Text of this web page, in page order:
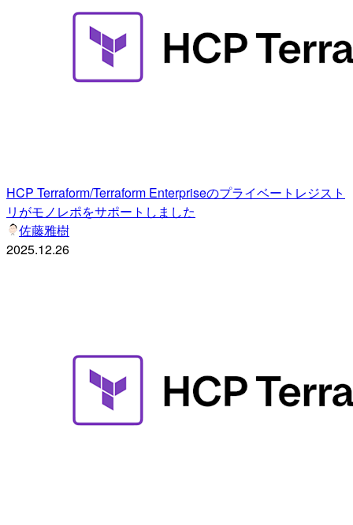
HCP Terraform/Terraform Enterpriseのプライベートレジスト
リがモノレポをサポートしました
佐藤雅樹
2025.12.26